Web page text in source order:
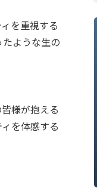
を重視する
ような生の
様が抱える
を体感する